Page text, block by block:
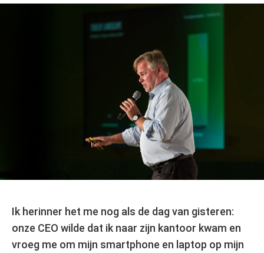
Ik herinner het me nog als de dag van gisteren:
onze CEO wilde dat ik naar zijn kantoor kwam en
vroeg me om mijn smartphone en laptop op mijn